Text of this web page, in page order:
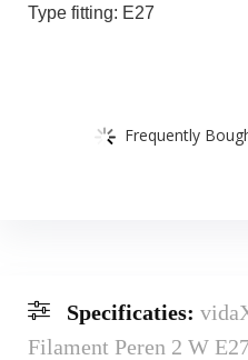
Type fitting: E27
Frequently
Specificaties:
Filament Peren 2 W